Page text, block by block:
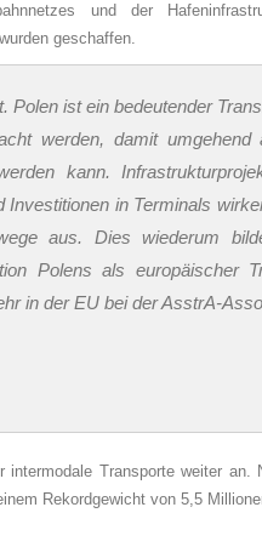
und der
geschaffen.
Polen ist ein bedeutender
werden, damit
kann.
in Terminals
aus. Dies wiederum
Polens als europäischer
in der EU bei der AsstrA-
Transporte weiter an.
Rekordgewicht von 5,5